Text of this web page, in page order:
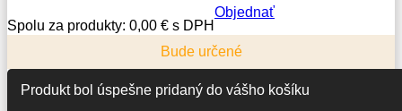
Spolu za produkty: 0,00 € s DPH
Objednať
Bude určené
Produkt bol úspešne pridaný do vášho košíku